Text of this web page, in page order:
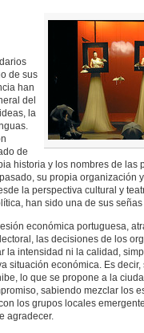
de sus
han
del
la
de
historia y los nombres de las
su propia organización
la perspectiva cultural y
han sido una de sus
económica portuguesa,
las decisiones de los
la intensidad ni la calidad,
situación económica. Es decir,
lo que se propone a la
sabiendo mezclar los
los grupos locales
agradecer.